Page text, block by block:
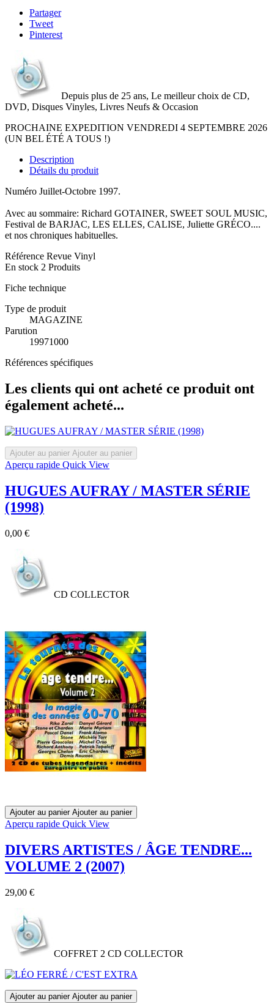
Partager
Tweet
Pinterest
Depuis plus de 25 ans, Le meilleur choix de CD,
DVD, Disques Vinyles, Livres Neufs & Occasion
PROCHAINE EXPEDITION VENDREDI 4 SEPTEMBRE 2026
(UN BEL ÉTÉ A TOUS !)
Description
Détails du produit
Numéro Juillet-Octobre 1997.
Avec au sommaire: Richard GOTAINER, SWEET SOUL MUSIC,
Festival de BARJAC, LES ELLES, CALISE, Juliette GRÉCO....
et nos chroniques habituelles.
Référence Revue Vinyl
En stock 2 Produits
Fiche technique
Type de produit
MAGAZINE
Parution
19971000
Références spécifiques
Les clients qui ont acheté ce produit ont
également acheté...
Ajouter au panier Ajouter au panier
Aperçu rapide Quick View
HUGUES AUFRAY / MASTER SÉRIE
(1998)
0,00 €Prix
CD COLLECTOR
Ajouter au panier Ajouter au panier
Aperçu rapide Quick View
DIVERS ARTISTES / ÂGE TENDRE...
VOLUME 2 (2007)
29,00 €Prix
COFFRET 2 CD COLLECTOR
Ajouter au panier Ajouter au panier